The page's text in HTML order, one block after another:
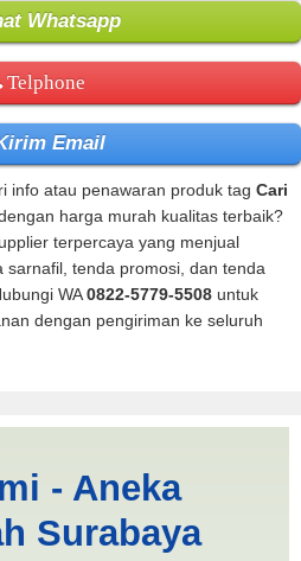
Whatsapp
Telphone
Email
info atau penawaran produk tag Cari
harga murah kualitas terbaik?
terpercaya yang menjual
tenda promosi, dan tenda
WA0822-5779-5508 untuk
dengan pengiriman ke seluruh
ANEKA
- Aneka
Surabaya